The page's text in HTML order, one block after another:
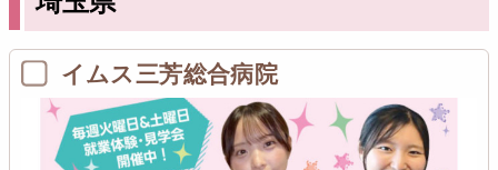
イムス三芳総合病院